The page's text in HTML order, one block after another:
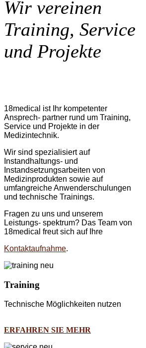
Wir vereinen
Training, Service
und Projekte
18medical ist Ihr kompetenter
Ansprech- partner rund um Training,
Service und Projekte in der
Medizintechnik.
Wir sind spezialisiert auf
Instandhaltungs- und
Instandsetzungsarbeiten von
Medizinprodukten sowie auf
umfangreiche Anwenderschulungen
und technische Trainings.
Fragen zu uns und unserem
Leistungs- spektrum? Das Team von
18medical freut sich auf Ihre
Kontaktaufnahme.
Training
Technische Möglichkeiten nutzen
ERFAHREN SIE MEHR